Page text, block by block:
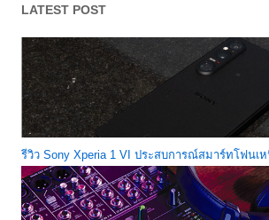
LATEST POST
รีวิว Sony Xperia 1 VI ประสบการณ์สมาร์ทโฟนเ